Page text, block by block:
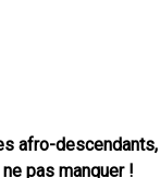
descendants,
pas manquer !